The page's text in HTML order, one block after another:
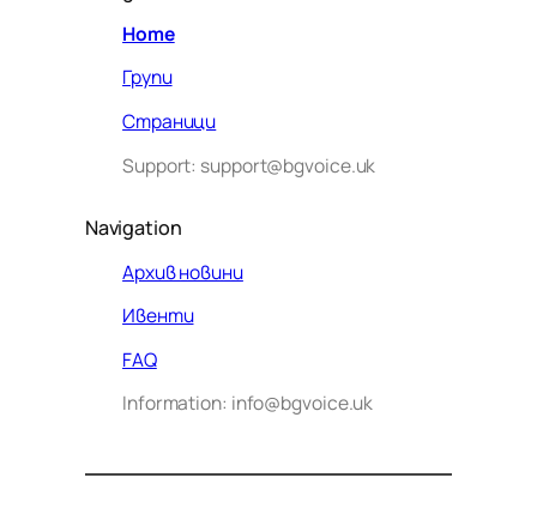
Home
Групи
Страници
Support: support@bgvoice.uk
Navigation
Архив новини
Ивенти
FAQ
Information: info@bgvoice.uk
VOICE UK. С какво мога да